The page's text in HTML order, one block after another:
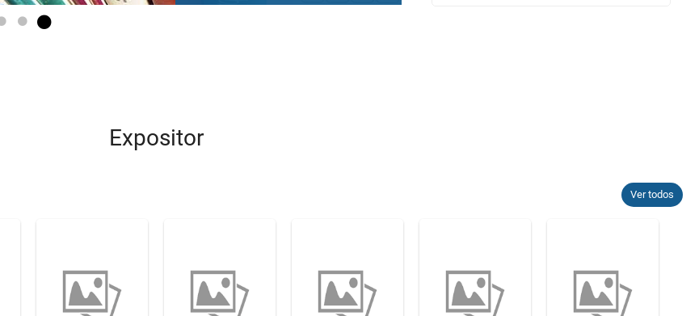
Go to slide 1
Go to slide 2
Go to slide 3
Expositor
Ver todos